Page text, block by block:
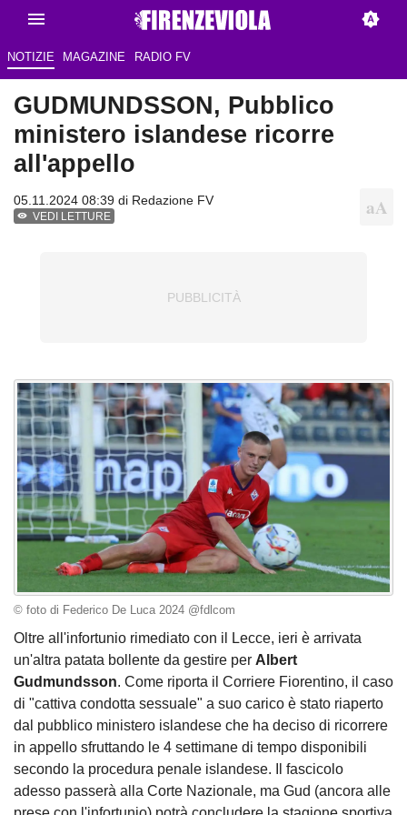
NOTIZIE MAGAZINE RADIO FV
GUDMUNDSSON, Pubblico
ministero islandese ricorre
all'appello
05.11.2024 08:39 di Redazione FV
VEDI LETTURE
© foto di Federico De Luca 2024 @fdlcom
Oltre all'infortunio rimediato con il Lecce, ieri è arrivata
un'altra patata bollente da gestire per Albert
Gudmundsson. Come riporta il Corriere Fiorentino, il caso
di "cattiva condotta sessuale" a suo carico è stato riaperto
dal pubblico ministero islandese che ha deciso di ricorrere
in appello sfruttando le 4 settimane di tempo disponibili
secondo la procedura penale islandese. Il fascicolo
adesso passerà alla Corte Nazionale, ma Gud (ancora alle